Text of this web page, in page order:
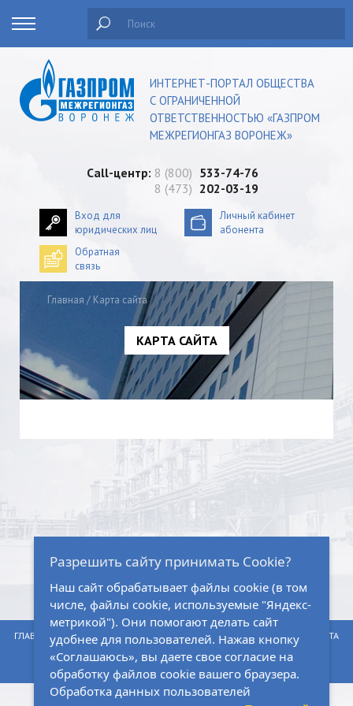
ИНТЕРНЕТ-ПОРТАЛ ОБЩЕСТВА
С ОГРАНИЧЕННОЙ
ОТВЕТСТВЕННОСТЬЮ «ГАЗПРОМ
МЕЖРЕГИОНГАЗ ВОРОНЕЖ»
Сall-центр: 8 (800) 533-74-76
8 (473) 202-03-19
Вход для
юридических лиц
Личный кабинет
абонента
Обратная
связь
Поиск
Главная / Карта сайта
КАРТА САЙТА
ГЛАВНАЯ НОРМАТИВНО-ПРАВОВАЯ БАЗА ЗАКУПКИ КАРТА САЙТА
ВАКАНСИИ КОНТАКТЫ
Разрешить сайту принимать Cookie?
Наш сайт обрабатывает файлы cookie (в том
числе, файлы cookie, используемые "Яндекс-
метрикой"). Они помогают делать сайт
удобнее для пользователей. Нажав кнопку
«Соглашаюсь», вы даете свое согласие на
обработку файлов cookie вашего браузера.
Обработка данных пользователей